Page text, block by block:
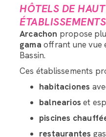
HÔTELS DE
Arcachon propose
gama offrant une vue
Bassin.
Ces établissements
habitaciones
balnearios et
piscines
restaurantes